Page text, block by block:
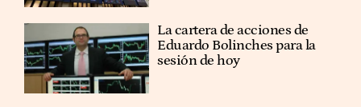
La cartera de acciones de
Eduardo Bolinches para la
sesión de hoy